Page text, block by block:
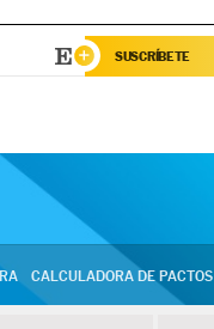
SUSCRÍBETE
CALCULADORA DE PACTOS